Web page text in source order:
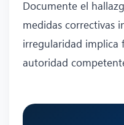
Documente el
medidas correctivas
irregularidad implica
autoridad